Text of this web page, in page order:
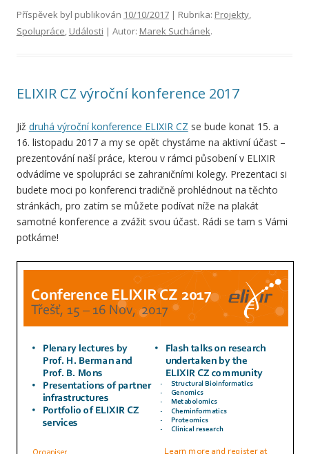
Příspěvek byl publikován 10/10/2017| Rubrika: Projekty,
Spolupráce, Události | Autor: Marek Suchánek.
ELIXIR CZ výroční konference 2017
Již druhá výroční konference ELIXIR CZ se bude konat 15. a
16. listopadu 2017 a my se opět chystáme na aktivní účast –
prezentování naší práce, kterou v rámci působení v ELIXIR
odvádíme ve spolupráci se zahraničními kolegy. Prezentaci si
budete moci po konferenci tradičně prohlédnout na těchto
stránkách, pro zatím se můžete podívat níže na plakát
samotné konference a zvážit svou účast. Rádi se tam s Vámi
potkáme!